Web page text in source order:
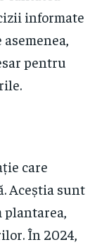
informate
pentru
care
Aceștia sunt
În 2024,